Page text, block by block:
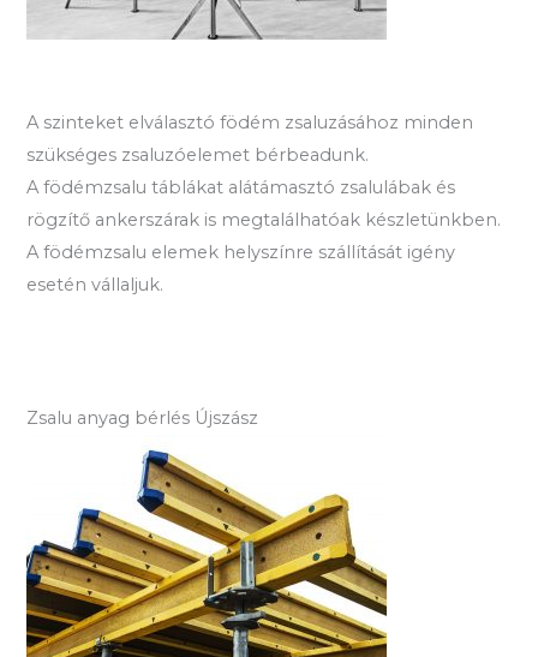
A szinteket elválasztó födém zsaluzásához minden
szükséges zsaluzóelemet bérbeadunk.
A födémzsalu táblákat alátámasztó zsalulábak és
rögzítő ankerszárak is megtalálhatóak készletünkben.
A födémzsalu elemek helyszínre szállítását igény
esetén vállaljuk.
Zsalu anyag bérlés Újszász